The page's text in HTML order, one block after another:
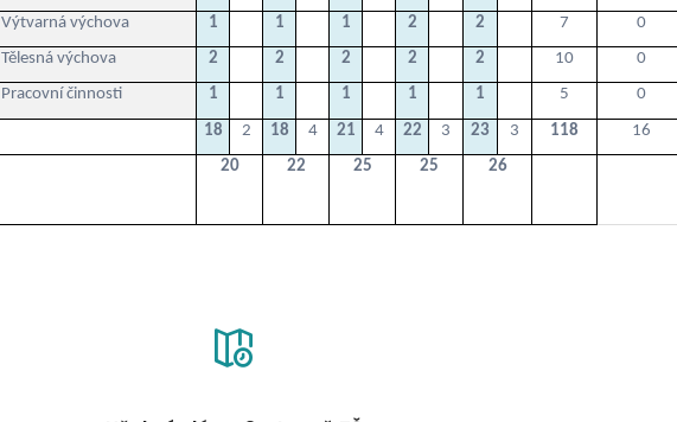
Výtvarná výchova
1 1 1 2 2 7
0
Tělesná výchova 2 2 2 2 2 10
0
Pracovní činnosti 1 1 1 1 1 5 0
18 2 18 4 21 4 22 3 23 3 118
16
20
22 25 25 26